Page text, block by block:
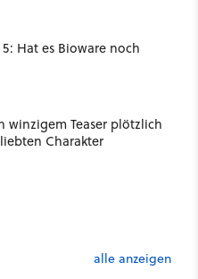
Hat es Bioware noch
winzigem Teaser plötzlich
Charakter
alle anzeigen